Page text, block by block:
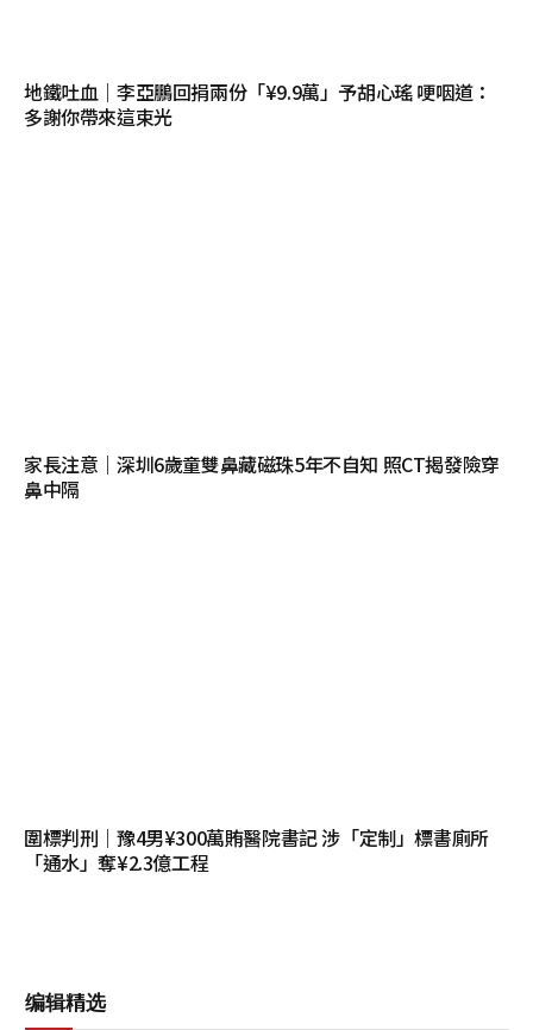
地鐵吐血｜李亞鵬回捐兩份「¥9.9萬」予胡心瑤 哽咽道：
多謝你帶來這束光
家長注意｜深圳6歲童雙鼻藏磁珠5年不自知 照CT揭發險穿
鼻中隔
圍標判刑｜豫4男¥300萬賄醫院書記 涉「定制」標書廁所
「通水」奪¥2.3億工程
编辑精选